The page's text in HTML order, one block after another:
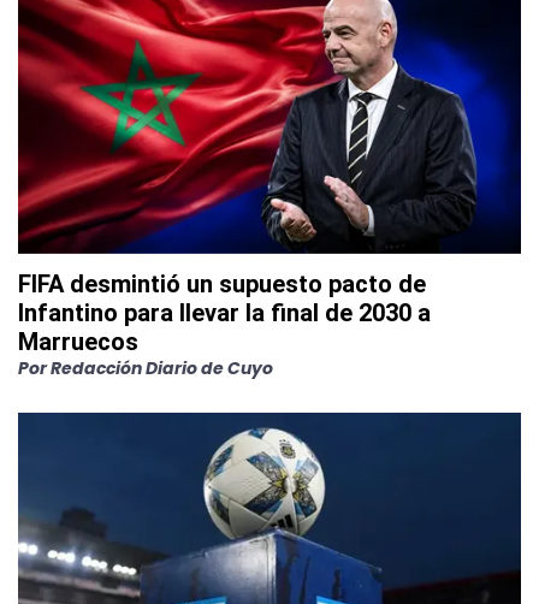
FIFA desmintió un supuesto pacto de
Infantino para llevar la final de 2030 a
Marruecos
PorRedacción Diario de Cuyo